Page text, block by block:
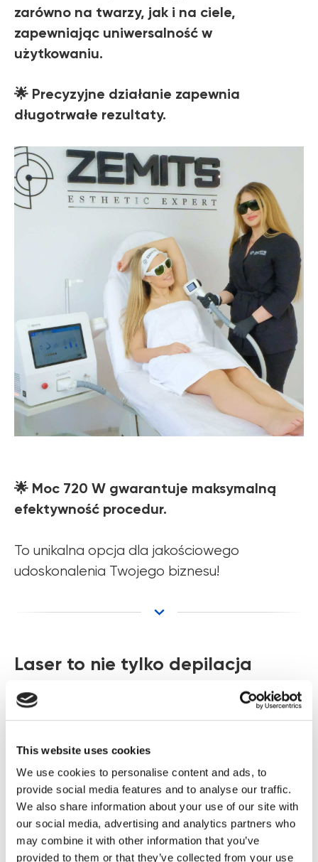
This website uses cookies
We use cookies to personalise content and ads, to
provide social media features and to analyse our traffic.
We also share information about your use of our site with
our social media, advertising and analytics partners who
may combine it with other information that you’ve
provided to them or that they’ve collected from your use
zarówno na twarzy, jak i na ciele,
zapewniając uniwersalność w
użytkowaniu.
🌟 Precyzyjne działanie zapewnia
długotrwałe rezultaty.
🌟 Moc 720 W gwarantuje maksymalną
efektywność procedur.
To unikalna opcja dla jakościowego
udoskonalenia Twojego biznesu!
Laser to nie tylko depilacja
Wielu klientów kojarzy laserową
możliwości tej technologii są znacznie
szersze!Lasery znajdują zastosowanie w
leczeniu blizn potrądzikowych, rozstępów,
zmian naczyniowych, trądziku różowatego, a
także w usuwaniu tatuaży, makijażu